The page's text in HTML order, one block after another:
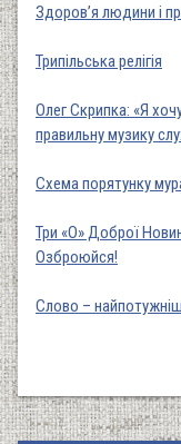
Здоров’я людини і
Трипільська релігія
Олег Скрипка: «Я
правильну музику
Схема порятунку
Три «О» Доброї
Озброюйся!
Слово –